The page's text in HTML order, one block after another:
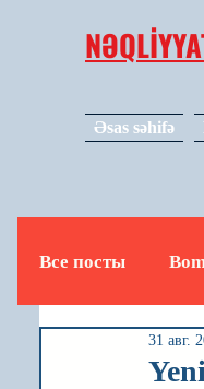
Əsas səhifə
Все посты
31 авг.